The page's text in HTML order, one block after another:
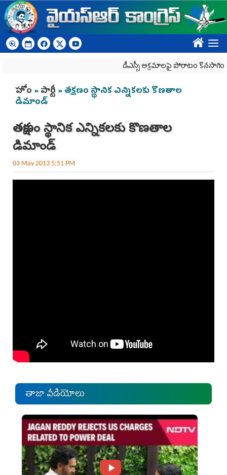
Skip to main content
????
డీఎస్సీ అక్రమాలపై పోరాటం కొనసాగింపు
You are here
హోం »పార్టీ » తక్షణం స్థానిక ఎన్నికలకు కొణతాల
డిమాండ్
తక్షణం స్థానిక ఎన్నికలకు కొణతాల
డిమాండ్
03 May 2013 5:51 PM
తాజా వీడియోలు